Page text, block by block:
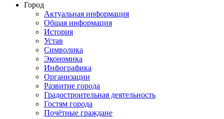
Город
Актуальная информация
Общая информация
История
Устав
Символика
Экономика
Инфографика
Организации
Развитие города
Градостроительная деятельность
Гостям города
Почётные граждане